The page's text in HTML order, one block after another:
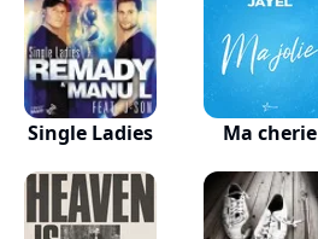
Single Ladies Ma cherie